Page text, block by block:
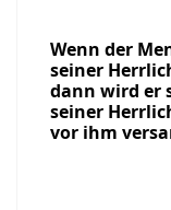
Wenn der
seiner
dann wird er
seiner
vor ihm